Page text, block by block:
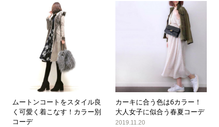
ムートンコートをスタイル良
く可愛く着こなす！カラー別
コーデ
カーキに合う色は6カラー！
大人女子に似合う春夏コーデ
2019.11.20